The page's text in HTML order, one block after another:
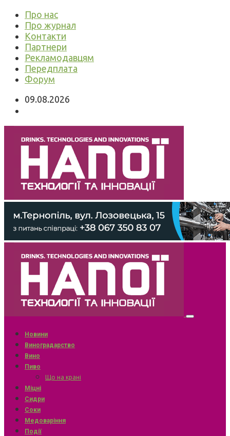
Про нас
Про журнал
Контакти
Партнери
Рекламодавцям
Передплата
Форум
09.08.2026
Новини
Виноградарство
Вино
Пиво
Що на крані
Міцні
Сидри
Соки
Медоваріння
Події